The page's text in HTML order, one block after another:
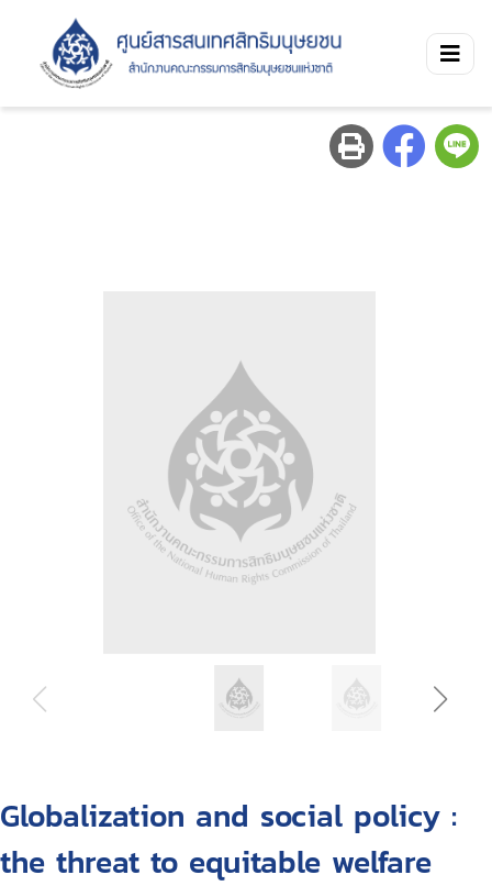
Globalization and social policy :
the threat to equitable welfare